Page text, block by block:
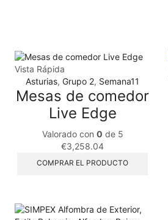
Vista Rápida
Asturias, Grupo 2, Semana11
Mesas de comedor
Live Edge
Valorado con 0 de 5
€3,258.04
COMPRAR EL PRODUCTO